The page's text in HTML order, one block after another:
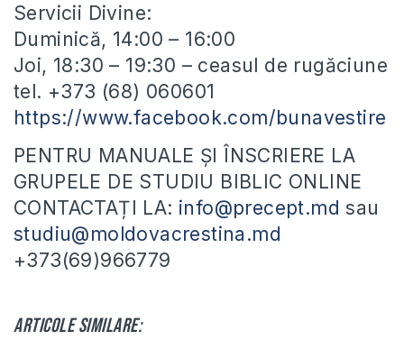
Servicii Divine:
Duminică, 14:00 – 16:00
Joi, 18:30 – 19:30 – ceasul de rugăciune
tel. +373 (68) 060601
https://www.facebook.com/bunavestire
PENTRU MANUALE ȘI ÎNSCRIERE LA
GRUPELE DE STUDIU BIBLIC ONLINE
CONTACTAȚI LA: info@precept.md sau
studiu@moldovacrestina.md
+373(69)966779
Articole similare: